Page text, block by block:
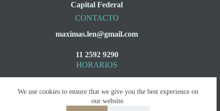
We use cookies to ensure that we give you the best experience on
our website.
Capital Federal
CONTACTO
maximas.len@gmail.com
11 2592 9290
HORARIOS
08:00 a 16:00